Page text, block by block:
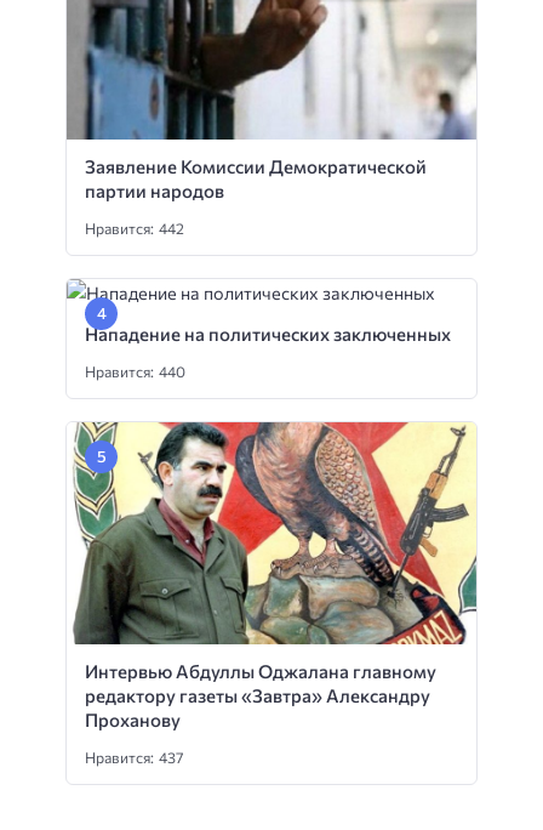
Заявление Комиссии Демократической
партии народов
Нравится: 442
Нападение на политических заключенных
Нравится: 440
Интервью Абдуллы Оджалана главному
редактору газеты «Завтра» Александру
Проханову
Нравится: 437